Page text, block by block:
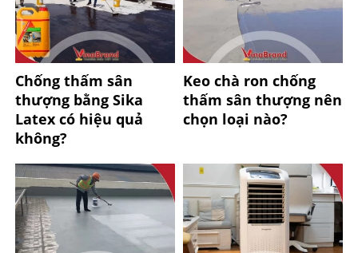
Chống thấm sân
thượng bằng Sika
Latex có hiệu quả
không?
Keo chà ron chống
thấm sân thượng nên
chọn loại nào?